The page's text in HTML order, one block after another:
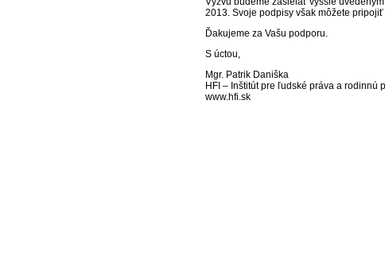
2013. Svoje podpisy však môžete
Ďakujeme za Vašu podporu.
S úctou,
Mgr. Patrik Daniška
HFI – Inštitút pre ľudské práva a rodinnú
www.hfi.sk